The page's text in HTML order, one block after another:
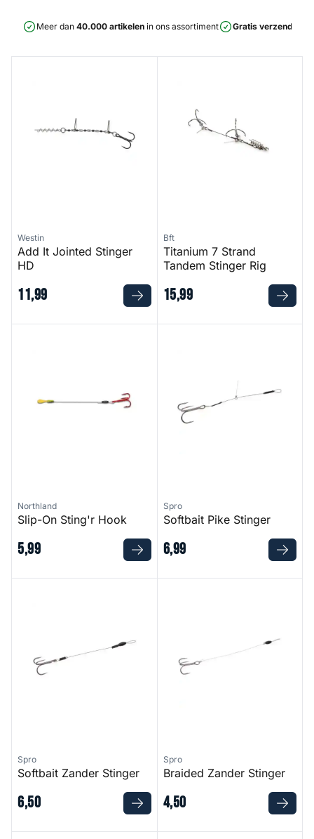
Meer dan 40.000 artikelen in ons assortiment Gratis verzending
Westin
Add It Jointed Stinger
HD
11,99
Bft
Titanium 7 Strand
Tandem Stinger Rig
15,99
Northland
Slip-On Sting'r Hook
5,99
Spro
Softbait Pike Stinger
6,99
Spro
Softbait Zander Stinger
6,50
Spro
Braided Zander Stinger
4,50